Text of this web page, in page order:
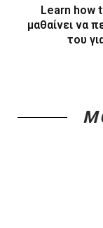
Learn how
μαθαίνει να
του